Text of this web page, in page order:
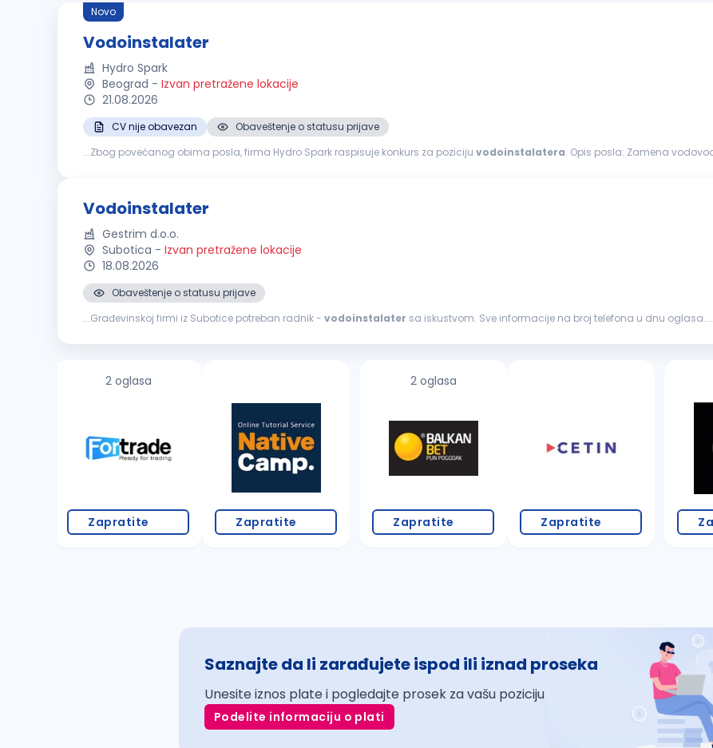
Novo
Vodoinstalater
Hydro Spark
Beograd - Izvan pretražene lokacije
21.08.2026
CV nije obavezan
Obaveštenje o statusu prijave
...Zbog povećanog obima posla, firma Hydro Spark raspisuje konkurs za poziciju vodoinstalatera. Opis posla: Zamena vodovodnih i kanalizacionih cevi Zamena i ugradnja sanitarija
Vodoinstalater
Gestrim d.o.o.
Subotica - Izvan pretražene lokacije
18.08.2026
Obaveštenje o statusu prijave
...Građevinskoj firmi iz Subotice potreban radnik - vodoinstalater sa iskustvom. Sve informacije na broj telefona u dnu oglasa....
2 oglasa
Zapratite Zapratite
2 oglasa
Zapratite Zapratite
Saznajte da li zarađujete ispod ili iznad proseka
Unesite iznos plate i pogledajte prosek za vašu poziciju
Podelite informaciju o plati